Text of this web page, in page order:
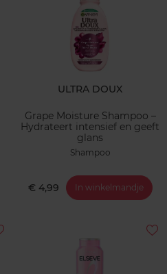
ULTRA DOUX
Grape Moisture Shampoo –
Hydrateert intensief en geeft
glans
Shampoo
€ 4,99 In winkelmandje